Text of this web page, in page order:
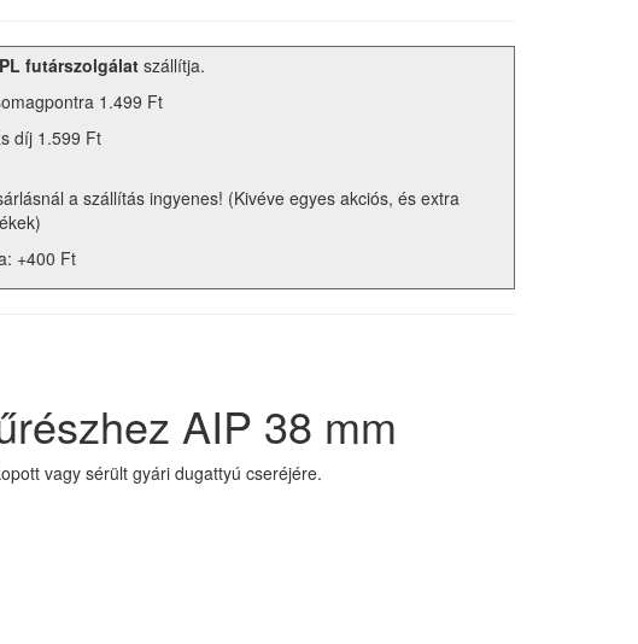
futárszolgálat szállítja.
1.499 Ft
díj 1.599 Ft
a szállítás ingyenes! (Kivéve egyes akciós, és extra
+400 Ft
AIP 38 mm
vagy sérült gyári dugattyú cseréjére.